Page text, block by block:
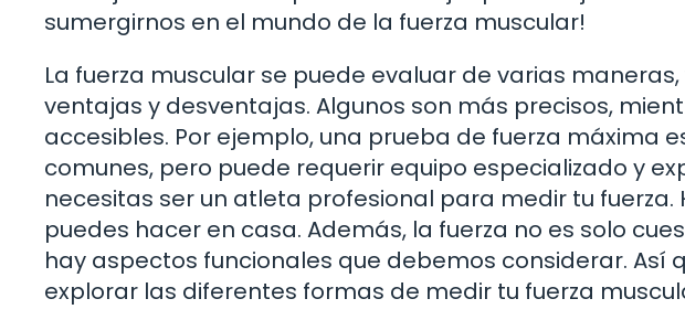
sumergirnos en el mundo de la fuerza muscular!
La fuerza muscular se puede evaluar de varias
ventajas y desventajas. Algunos son más precisos,
accesibles. Por ejemplo, una prueba de fuerza máxima
comunes, pero puede requerir equipo especializado y
necesitas ser un atleta profesional para medir tu fuerza.
puedes hacer en casa. Además, la fuerza no es solo
hay aspectos funcionales que debemos considerar. Así
explorar las diferentes formas de medir tu fuerza